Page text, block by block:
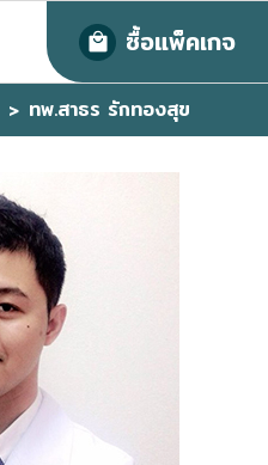
ซื้อแพ็คเกจ
ทพ.สาธร รักทองสุข